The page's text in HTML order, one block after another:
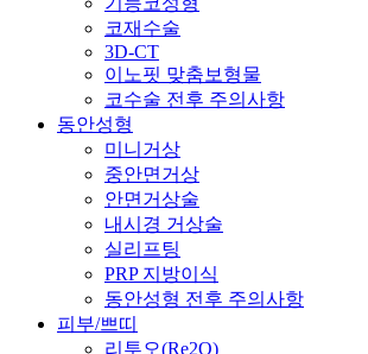
코재수술
3D-CT
이노핏 맞춤보형물
코수술 전후 주의사항
동안성형
미니거상
중안면거상
안면거상술
내시경 거상술
실리프팅
PRP 지방이식
동안성형 전후 주의사항
피부/쁘띠
리투오(Re2O)